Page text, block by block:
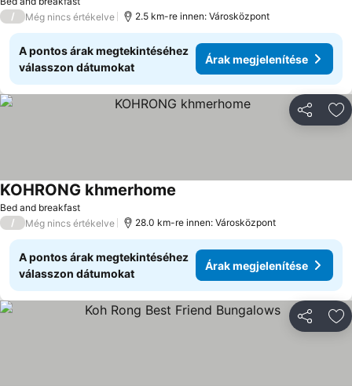
/ Még nincs értékelve 2.5 km-re innen: Városközpont
A pontos árak megtekintéséhez
válasszon dátumokat
Árak megjelenítése
Bed and breakfast
KOHRONG khmerhome
/ Még nincs értékelve 28.0 km-re innen: Városközpont
A pontos árak megtekintéséhez
válasszon dátumokat
Árak megjelenítése